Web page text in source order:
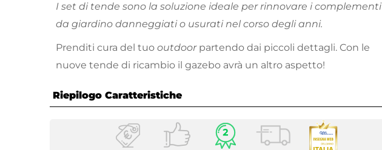
I set di tende sono la soluzione ideale per rinnovare i complementi
da giardino danneggiati o usurati nel corso degli anni.
Prenditi cura del tuo outdoorpartendo dai piccoli dettagli. Con le
nuove tende di ricambio il gazebo avrà un altro aspetto!
Riepilogo Caratteristiche
Caratteristiche
Dimensione
300 x 200 cm